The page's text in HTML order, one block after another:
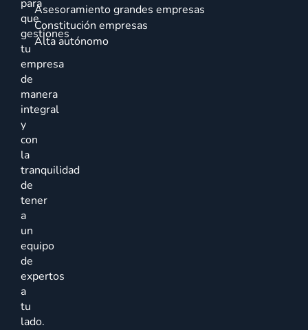
para
que
gestiones
tu
empresa
de
manera
integral
y
con
la
tranquilidad
de
tener
a
un
equipo
de
expertos
a
tu
lado.
Asesoramiento grandes empresas
Constitución empresas
Alta autónomo